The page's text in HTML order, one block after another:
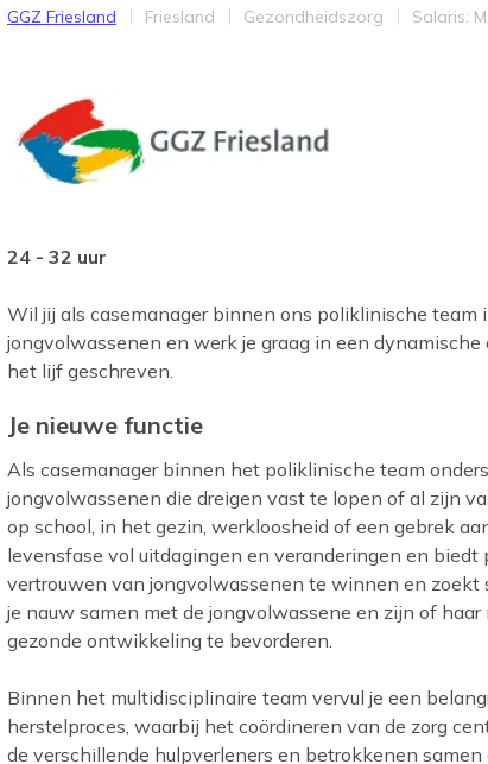
Bedrijf
GGZ Friesland Provincie
Friesland Werkveld
Gezondheidszorg Salaris
Salaris:
24 - 32 uur
Wil jij als casemanager binnen ons poliklinische
jongvolwassenen en werk je graag in een dynamische
het lijf geschreven.
Je nieuwe functie
Als casemanager binnen het poliklinische team
jongvolwassenen die dreigen vast te lopen of al zijn
op school, in het gezin, werkloosheid of een gebrek
levensfase vol uitdagingen en veranderingen en biedt
vertrouwen van jongvolwassenen te winnen en zoekt
je nauw samen met de jongvolwassene en zijn of
gezonde ontwikkeling te bevorderen.
Binnen het multidisciplinaire team vervul je een
herstelproces, waarbij het coördineren van de zorg
de verschillende hulpverleners en betrokkenen